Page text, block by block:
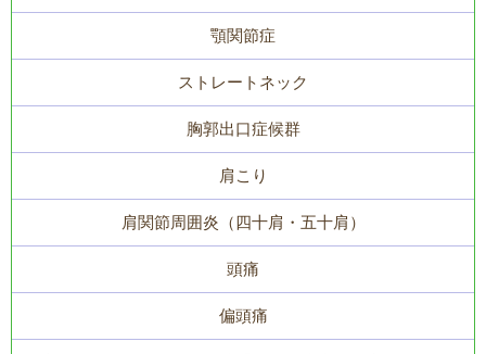
顎関節症
ストレートネック
胸郭出口症候群
肩こり
肩関節周囲炎（四十肩・五十肩）
頭痛
偏頭痛